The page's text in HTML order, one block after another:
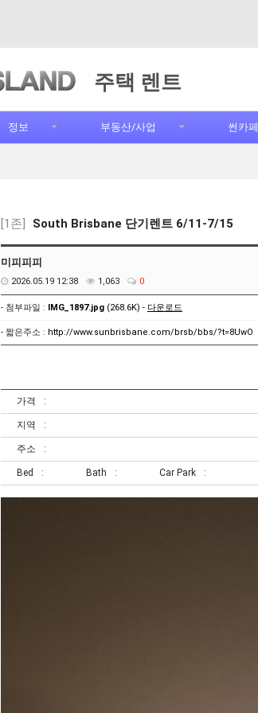
주택 렌트
정보 부동산/사업 썬카페
[1존] South Brisbane 단기렌트 6/11-7/15
미피피피
2026.05.19 12:38 1,063 0
- 첨부파일 : IMG_1897.jpg (268.6K) - 다운로드
- 짧은주소 : http://www.sunbrisbane.com/brsb/bbs/?t=8UwO
가격
지역
주소
Bed Bath Car Park